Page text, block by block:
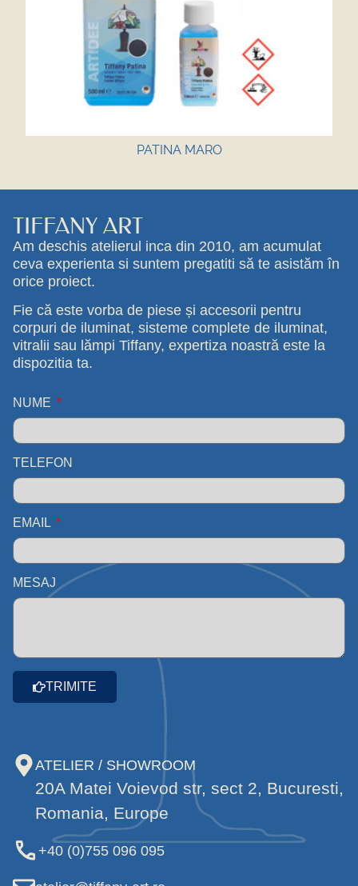
PATINA MARO
TIFFANY ART
Am deschis atelierul inca din 2010, am acumulat
ceva experienta si suntem pregatiti să te asistăm în
orice proiect.
Fie că este vorba de piese și accesorii pentru
corpuri de iluminat, sisteme complete de iluminat,
vitralii sau lămpi Tiffany, expertiza noastră este la
dispozitia ta.
NUME
TELEFON
EMAIL
MESAJ
TRIMITE
ATELIER / SHOWROOM
20A Matei Voievod str, sect 2, Bucuresti,
Romania, Europe
+40 (0)755 096 095